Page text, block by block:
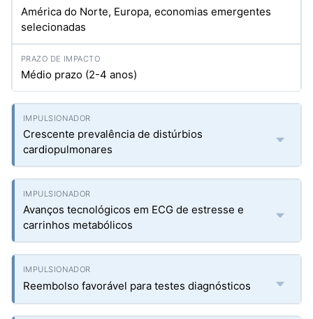
América do Norte, Europa, economias emergentes
selecionadas
Médio prazo (2-4 anos)
Crescente prevalência de distúrbios
cardiopulmonares
Avanços tecnológicos em ECG de estresse e
carrinhos metabólicos
Reembolso favorável para testes diagnósticos